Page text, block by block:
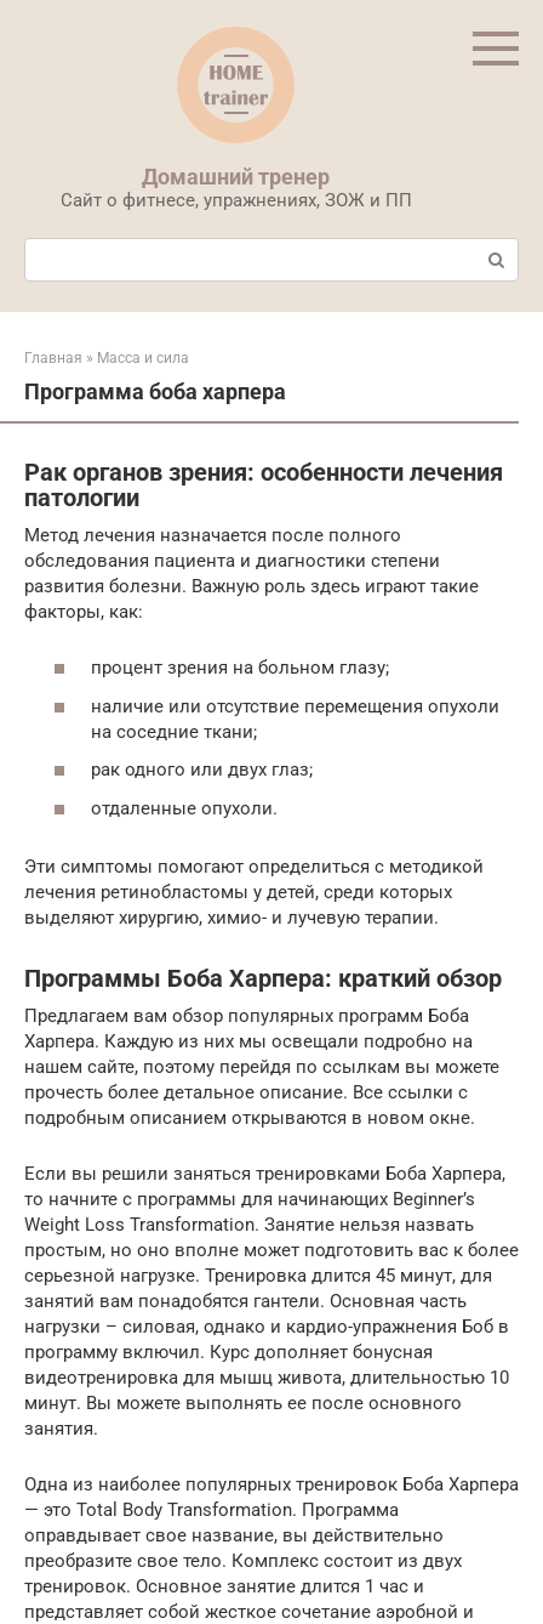
Домашний тренер
Сайт о фитнесе, упражнениях, ЗОЖ и ПП
Поиск:
Главная » Масса и сила
Программа боба харпера
Рак органов зрения: особенности лечения
патологии
Метод лечения назначается после полного
обследования пациента и диагностики степени
развития болезни. Важную роль здесь играют такие
факторы, как:
процент зрения на больном глазу;
наличие или отсутствие перемещения опухоли
на соседние ткани;
рак одного или двух глаз;
отдаленные опухоли.
Эти симптомы помогают определиться с методикой
лечения ретинобластомы у детей, среди которых
выделяют хирургию, химио- и лучевую терапии.
Программы Боба Харпера: краткий обзор
Предлагаем вам обзор популярных программ Боба
Харпера. Каждую из них мы освещали подробно на
нашем сайте, поэтому перейдя по ссылкам вы можете
прочесть более детальное описание. Все ссылки с
подробным описанием открываются в новом окне.
Если вы решили заняться тренировками Боба Харпера,
то начните с программы для начинающих Beginner’s
Weight Loss Transformation. Занятие нельзя назвать
простым, но оно вполне может подготовить вас к более
серьезной нагрузке. Тренировка длится 45 минут, для
занятий вам понадобятся гантели. Основная часть
нагрузки – силовая, однако и кардио-упражнения Боб в
программу включил. Курс дополняет бонусная
видеотренировка для мышц живота, длительностью 10
минут. Вы можете выполнять ее после основного
занятия.
Одна из наиболее популярных тренировок Боба Харпера
— это Total Body Transformation. Программа
оправдывает свое название, вы действительно
преобразите свое тело. Комплекс состоит из двух
тренировок. Основное занятие длится 1 час и
представляет собой жесткое сочетание аэробной и